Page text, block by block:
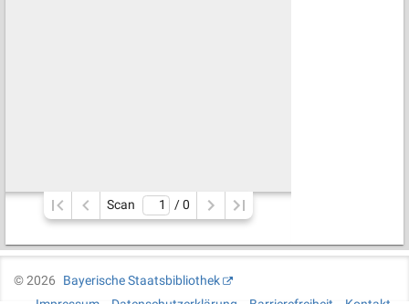
Scan / 0
©2026
Bayerische Staatsbibliothek